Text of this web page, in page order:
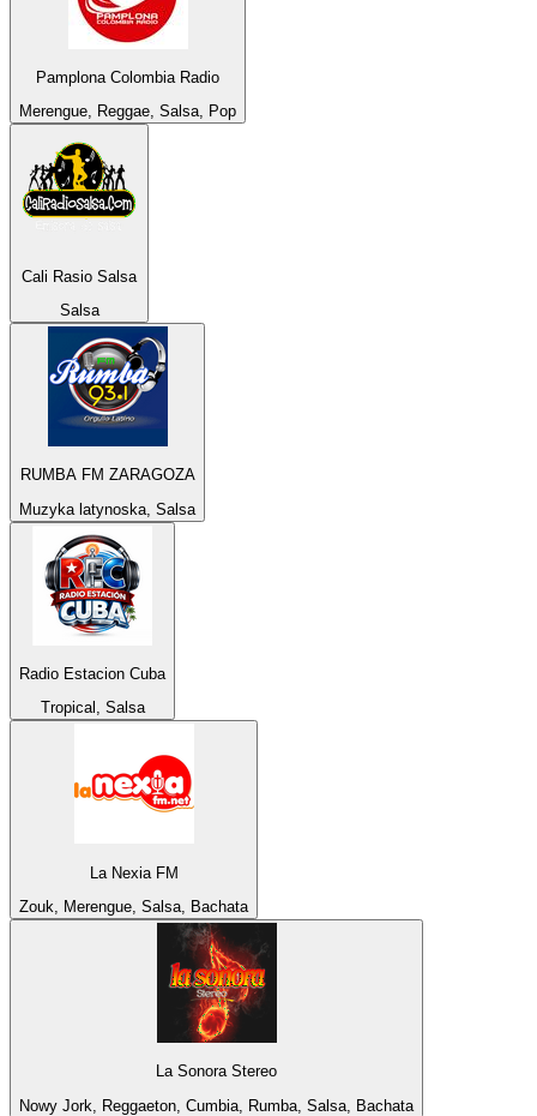
Pamplona Colombia Radio
Merengue, Reggae, Salsa, Pop
Cali Rasio Salsa
Salsa
RUMBA FM ZARAGOZA
Muzyka latynoska, Salsa
Radio Estacion Cuba
Tropical, Salsa
La Nexia FM
Zouk, Merengue, Salsa, Bachata
La Sonora Stereo
Nowy Jork, Reggaeton, Cumbia, Rumba, Salsa, Bachata